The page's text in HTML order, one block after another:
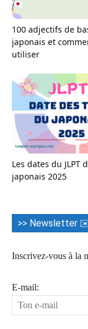
100 adjectifs de
japonais et
utiliser
Les dates du JLPT
japonais 2025
>> Newsletter
Inscrivez-vous à la
E-mail: